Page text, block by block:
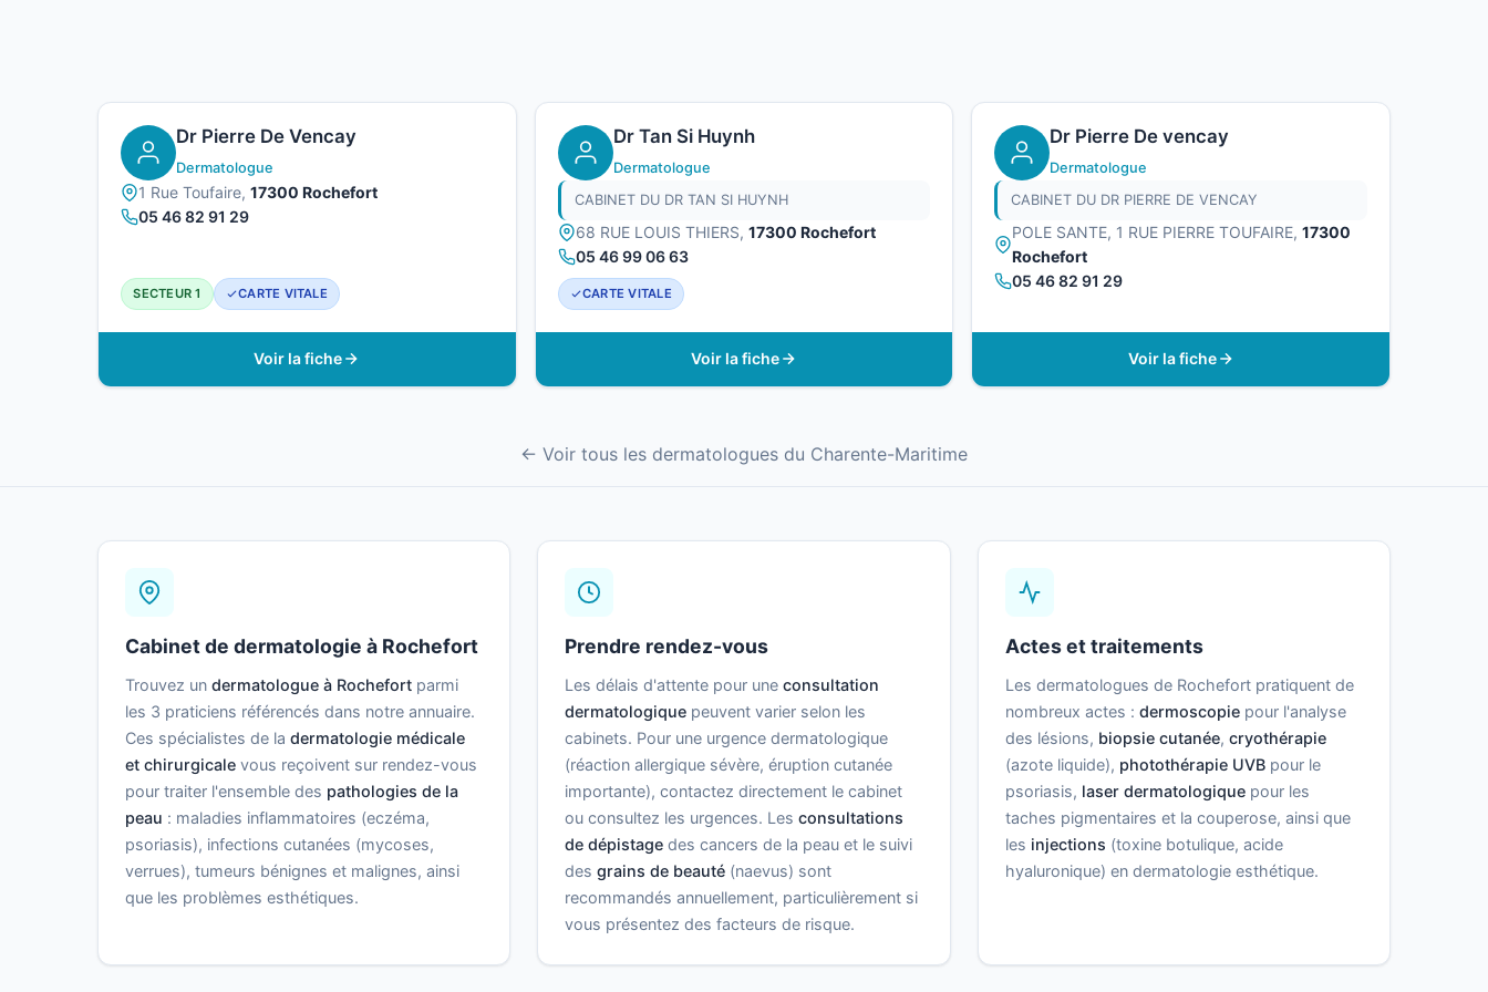
Dr Pierre De Vencay
Dermatologue
1 Rue Toufaire, 17300 Rochefort
05 46 82 91 29
SECTEUR 1 CARTE VITALE
Voir la fiche
Dr Tan Si Huynh
Dermatologue
CABINET DU DR TAN SI HUYNH
68 RUE LOUIS THIERS, 17300 Rochefort
05 46 99 06 63
CARTE VITALE
Voir la fiche
Dr Pierre De vencay
Dermatologue
CABINET DU DR PIERRE DE VENCAY
POLE SANTE, 1 RUE PIERRE TOUFAIRE,17300
Rochefort
05 46 82 91 29
Voir la fiche
← Voir tous les dermatologues du Charente-Maritime
Cabinet de dermatologie à Rochefort
Trouvez un dermatologue à Rochefort parmi
les 3 praticiens référencés dans notre annuaire.
Ces spécialistes de la dermatologie médicale
et chirurgicale vous reçoivent sur rendez-vous
pour traiter l'ensemble des pathologies de la
peau : maladies inflammatoires (eczéma,
psoriasis), infections cutanées (mycoses,
verrues), tumeurs bénignes et malignes, ainsi
que les problèmes esthétiques.
Prendre rendez-vous
Les délais d'attente pour uneconsultation
dermatologique peuvent varier selon les
cabinets. Pour une urgence dermatologique
(réaction allergique sévère, éruption cutanée
importante), contactez directement le cabinet
ou consultez les urgences. Lesconsultations
de dépistage des cancers de la peau et le suivi
desgrains de beauté (naevus) sont
recommandés annuellement, particulièrement si
vous présentez des facteurs de risque.
Actes et traitements
Les dermatologues de Rochefort pratiquent de
nombreux actes : dermoscopiepour l'analyse
des lésions, biopsie cutanée, cryothérapie
(azote liquide), photothérapie UVBpour le
psoriasis, laser dermatologiquepour les
taches pigmentaires et la couperose, ainsi que
les injections (toxine botulique, acide
hyaluronique) en dermatologie esthétique.